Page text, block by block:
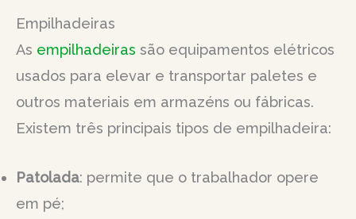
Empilhadeiras
As empilhadeiras são equipamentos elétricos
usados para elevar e transportar paletes e
outros materiais em armazéns ou fábricas.
Existem três principais tipos de empilhadeira:
Patolada: permite que o trabalhador opere
em pé;